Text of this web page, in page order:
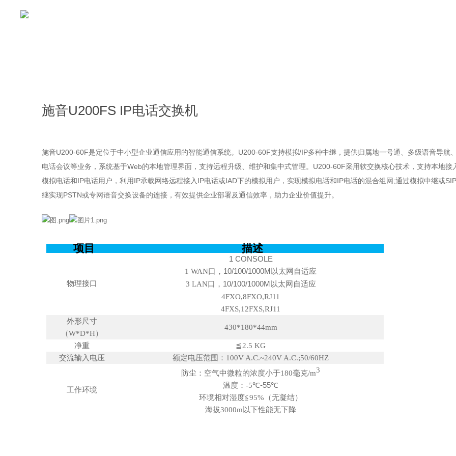
施音U200FS IP电话交换机
施音U200-60F是定位于中小型企业通信应用的智能通信系统。U200-60F支持模拟/IP多种中继，提供归属地一号通、多级语音导航
电话会议等业务，系统基于Web的本地管理界面，支持远程升级、维护和集中式管理。U200-60F采用软交换核心技术，支持本地接
模拟电话和IP电话用户，利用IP承载网络远程接入IP电话或IAD下的模拟用户，实现模拟电话和IP电话的混合组网;通过模拟中继或
继实现PSTN或专网语音交换设备的连接，有效提供企业部署及通信效率，助力企业价值提升。
项目 描述
物理接口
1 CONSOLE
1 WAN口， 10/100/1000M 以太网自适应
3 LAN口， 10/100/1000M 以太网自适应
4FXO,8FXO,RJ11
4FXS,12FXS,RJ11
外形尺寸
（W*D*H）
430*180*44mm
净重 ≦2.5 KG
交流输入电压
额定电压范围： 100V A.C.~240V A.C.;50/60HZ
工作环境
防尘：空气中微粒的浓度小于180毫克/m3
温度： -5℃-55℃
环境相对湿度≦95% （无凝结）
海拔3000m 以下性能无下降